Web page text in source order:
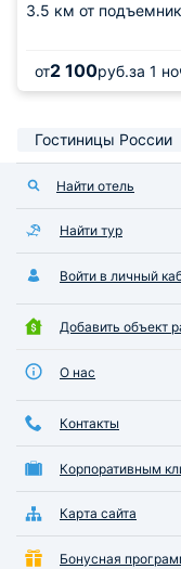
3.5 км от
от2 100руб.за 1
Гостиницы России
Найти отель
Найти тур
Войти в личный
Добавить объект
О нас
Контакты
Корпоративным
Карта сайта
Бонусная